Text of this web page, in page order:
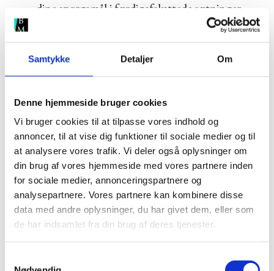
Samtykke Detaljer Om
Denne hjemmeside bruger cookies
Vi bruger cookies til at tilpasse vores indhold og
annoncer, til at vise dig funktioner til sociale medier og til
at analysere vores trafik. Vi deler også oplysninger om
din brug af vores hjemmeside med vores partnere inden
for sociale medier, annonceringspartnere og
analysepartnere. Vores partnere kan kombinere disse
data med andre oplysninger, du har givet dem, eller som
de har indsamlet fra din brug af deres tjenester.
dine spørgsmål i færdigafsluttede sætninger.
interviewpersonen i at gentage spørgsmål.
Når en person bliver interviewet op af en væg,
kommer både væg og baggrund og
interviewperson til at stå i fokus, og det bliver
sværere for seeren at fokusere på
interviewpersonen.
Hvis du derimod bevæger interviewpersonen ud i
midten af rummet, og skaber visuel dybde, kan du